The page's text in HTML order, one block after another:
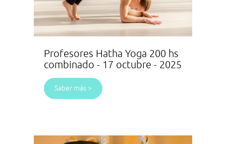
Profesores Hatha Yoga 200 hs
combinado - 17 octubre - 2025
Saber más >